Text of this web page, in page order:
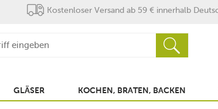
Kostenloser Versand ab 59 € innerhalb
GLÄSER KOCHEN, BRATEN, BACKEN